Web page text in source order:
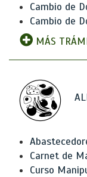
Cambio de
Cambio de
MÁS
Carnet de
Curso